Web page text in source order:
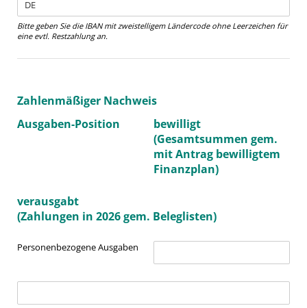
Bitte geben Sie die IBAN mit zweistelligem Ländercode ohne Leerzeichen für
eine evtl. Restzahlung an.
Zahlenmäßiger Nachweis
Ausgaben-Position
bewilligt
(Gesamtsummen gem.
mit Antrag bewilligtem
Finanzplan)
verausgabt
(Zahlungen in 2026 gem. Beleglisten)
Personenbezogene Ausgaben